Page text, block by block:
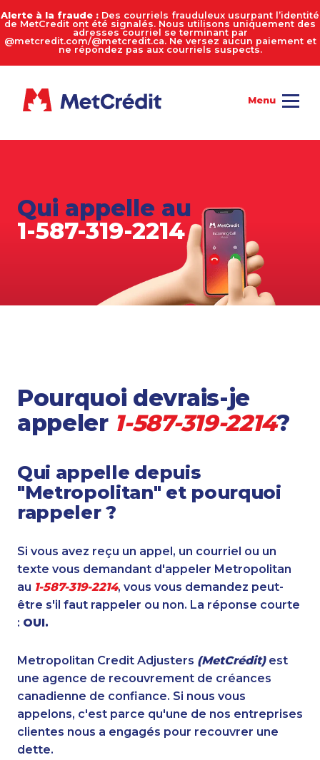
Alerte à la fraude : Des courriels frauduleux usurpant l’identité
de MetCredit ont été signalés. Nous utilisons uniquement des
adresses courriel se terminant par
@metcredit.com/@metcredit.ca. Ne versez aucun paiement et
ne répondez pas aux courriels suspects.
Qui appelle au
1-587-319-2214
Pourquoi devrais-je
appeler 1-587-319-2214?
Qui appelle depuis
"Metropolitan" et pourquoi
rappeler ?
Si vous avez reçu un appel, un courriel ou un
texte vous demandant d'appeler Metropolitan
au 1-587-319-2214, vous vous demandez peut-
être s'il faut rappeler ou non. La réponse courte
: OUI.
Metropolitan Credit Adjusters (MetCrédit)est
une agence de recouvrement de créances
canadienne de confiance. Si nous vous
appelons, c'est parce qu'une de nos entreprises
clientes nous a engagés pour recouvrer une
dette.